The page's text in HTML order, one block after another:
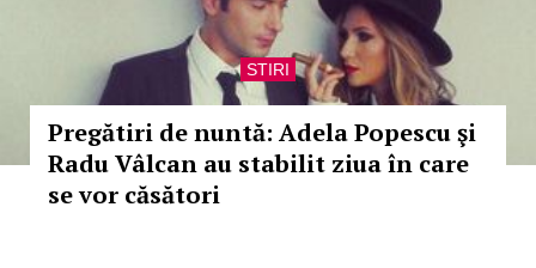
STIRI
Pregătiri de nuntă: Adela Popescu şi
Radu Vâlcan au stabilit ziua în care
se vor căsători